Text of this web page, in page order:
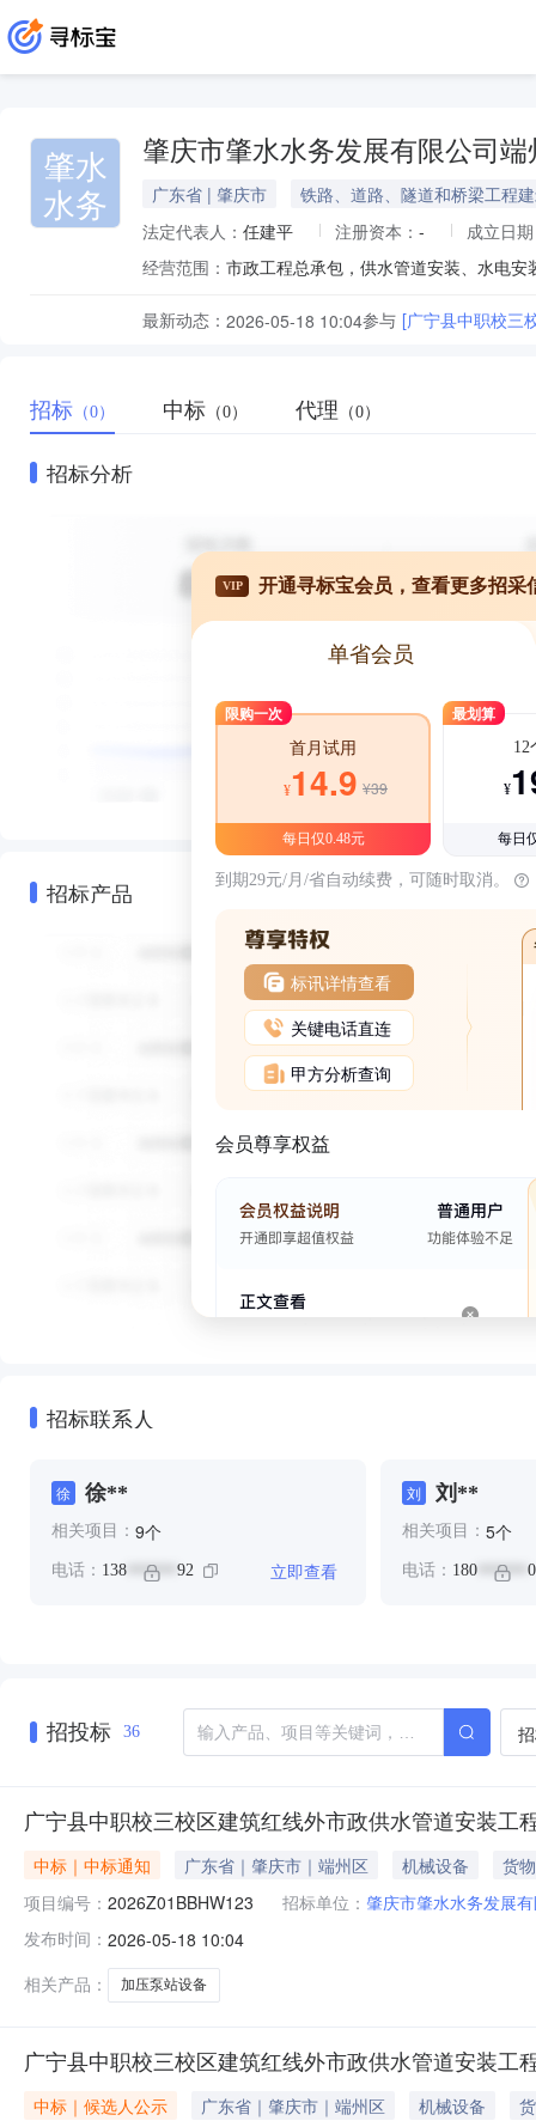
肇水
水务
肇庆市肇水水务发展有限公司
广东省 | 肇庆市
铁路、道路、隧道和桥梁工程
法定代表人： 任建平 注册资本： -
成立日
经营范围： 市政工程总承包，供水管道安装、水电
最新动态： 2026-05-18 10:04参与 [广宁县中职校三
招标 （0） 中标 （0） 代理 （0）
招标分析
招标产品
VIP 开通寻标宝会员，查看更多招采
单省会员
限购一次
首月试用
¥14.9 ¥39
每日仅0.48元
最划算
12
¥
每日
到期29元/月/省自动续费，可随时取消。
标讯详情查看
关键电话直连
甲方分析查询
会员尊享权益
招标联系人
徐 徐**
相关项目： 9个
电话： 138 ****** 92 立即查看
刘 刘**
相关项目： 5个
电话： 180******
招投标 36
广宁县中职校三校区建筑红线外市政供水管道安装
中标｜中标通知 广东省｜肇庆市｜端州区 机械设备
货物
项目编号： 2026Z01BBHW123 招标单位： 肇庆市肇水水务发展
发布时间： 2026-05-18 10:04
相关产品：
加压泵站设备
广宁县中职校三校区建筑红线外市政供水管道安装
中标｜候选人公示 广东省｜肇庆市｜端州区 机械设备